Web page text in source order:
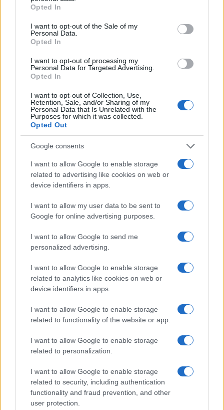
grant or deny consent to Google and its third-party tags to
use your data for below specified purposes in below Google
consent section.
Opted In
I want to opt-out of the Sale of my
Personal Data.
Opted In
I want to opt-out of processing my
Personal Data for Targeted Advertising.
Opted In
I want to opt-out of Collection, Use,
Retention, Sale, and/or Sharing of my
Personal Data that Is Unrelated with the
Purposes for which it was collected.
Opted Out
Google consents
I want to allow Google to enable storage
related to advertising like cookies on web or
device identifiers in apps.
I want to allow my user data to be sent to
Google for online advertising purposes.
I want to allow Google to send me
personalized advertising.
I want to allow Google to enable storage
related to analytics like cookies on web or
device identifiers in apps.
I want to allow Google to enable storage
related to functionality of the website or app.
I want to allow Google to enable storage
related to personalization.
I want to allow Google to enable storage
related to security, including authentication
functionality and fraud prevention, and other
user protection.
Condividi l'articolo
F
a
ce
b
o
o
T
w
it
te
r
Pi
n
te
re
st
W
h
at
s
A
p
p
S
h
a
re
Articolo precedente
Prossimo articolo
NOTIZIE RECENTI
Ristorante distrutto dalle fiamme a La
Maddalena, incendio a Monti d’à rena
Le previsioni meteo per il weekend a Olbia e in
Gallura
Michelle Hunziker in Gallura, bella anche dal
vivo: un amico vip svela come fa
Calangianus, dopo le polemiche il centro
accoglienza minori chiude
Olbia, divieto di sosta contro spaccio e degrado:
Pausa caffè impeccabile: come scegliere la
soluzione ideale per la casa e l’ufficio